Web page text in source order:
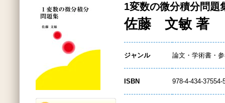
1変数の微分積分問題
佐藤 文敏 著
ジャンル 論文・学術書・
ISBN 978-4-434-37554-